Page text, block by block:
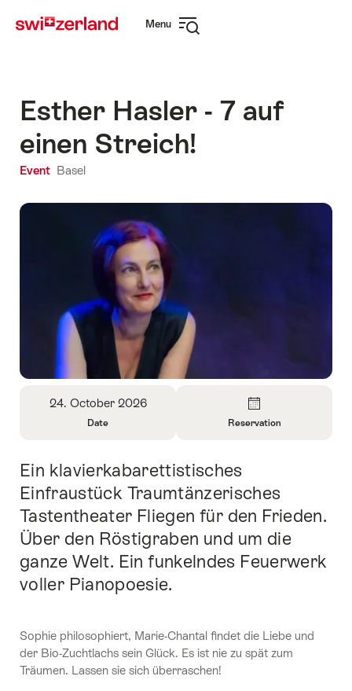
navigation
Menu
Esther Hasler - 7 auf
einen Streich!
Event Basel
About
Date
Date
24. October 2026
About
Reservation
Reservation
Intro
Ein klavierkabarettistisches
Einfraustück Traumtänzerisches
Tastentheater Fliegen für den Frieden.
Über den Röstigraben und um die
ganze Welt. Ein funkelndes Feuerwerk
voller Pianopoesie.
Sophie philosophiert, Marie-Chantal findet die Liebe und
der Bio-Zuchtlachs sein Glück. Es ist nie zu spät zum
Träumen. Lassen sie sich überraschen!